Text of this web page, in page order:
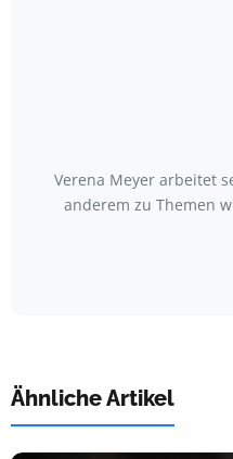
Verena Meyer arbeitet
anderem zu Themen
Ähnliche Artikel